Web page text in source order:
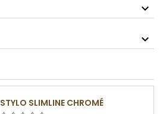
STYLO SLIMLINE CHROMÉ